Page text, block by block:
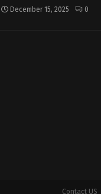
December 15, 2025 0
Contact US